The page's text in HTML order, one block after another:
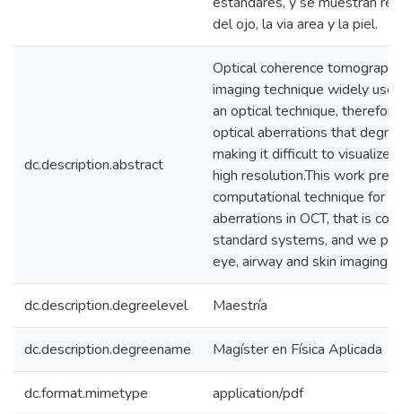
del ojo, la via area y la piel.
dc.description.abstract
Optical coherence
imaging technique widely use
an optical technique,
optical aberrations that
making it difficult to visualize
high resolution.This work
computational technique for
aberrations in OCT, that is
standard systems, and we
eye, airway and skin imaging
dc.description.degreelevel Maestría
dc.description.degreename Magíster en Física Aplicada
dc.format.mimetype application/pdf